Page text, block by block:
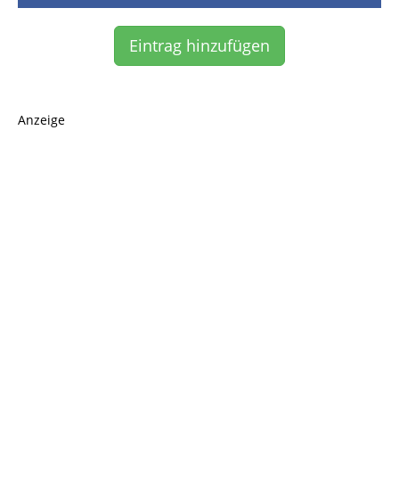
Eintrag hinzufügen
Anzeige